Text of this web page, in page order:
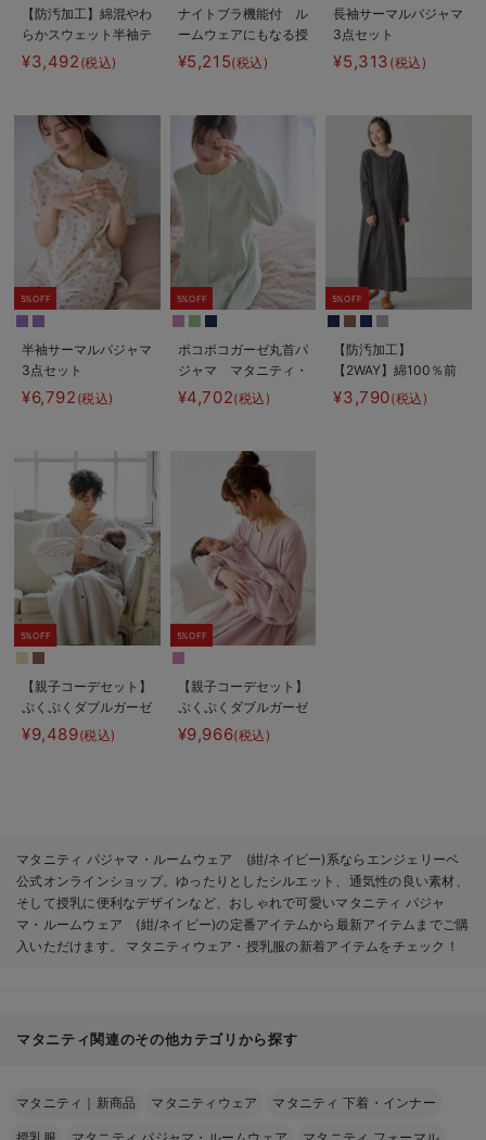
【防汚加工】綿混やわ
らかスウェット半袖テ
ィアードネグリジェ
マタニティ・産後【出
¥3,492 (税込)
ナイトブラ機能付 ル
ームウェアにもなる授
乳キャミソール
¥5,215(税込)
長袖サーマルパジャマ
3点セット
JEMORGAN（ジェー
イーモーガン） ギフ
【出産後も長く使え
¥5,313 (税込)
5%OFF
半袖サーマルパジャマ
3点セット
JEMORGAN（ジェー
イーモーガン） ギフ
【出産後も長く使え
¥6,792 (税込)
5%OFF
ポコポコガーゼ丸首パ
ジャマ マタニティ・
授乳パジャマ【産後も
長く着れる】
¥4,702(税込)
5%OFF
【防汚加工】
【2WAY】綿100％前
開き長袖ネグリジェ
マタニティ・授乳パジ
¥3,790(税込)
5%OFF
【親子コーデセット】
ぷくぷくダブルガーゼ
Ｖネックワンピ＆産前
産後使えるレギンスパ
¥9,489(税込)
5%OFF
【親子コーデセット】
ぷくぷくダブルガーゼ
裾ティアード3WAYワ
ンピース＆産前産後使
¥9,966(税込)
マタニティ パジャマ・ルームウェア (紺/ネイビー)系ならエンジェリーベ
公式オンラインショップ。ゆったりとしたシルエット、通気性の良い素材、
そして授乳に便利なデザインなど、おしゃれで可愛いマタニティ パジャ
マ・ルームウェア (紺/ネイビー)の定番アイテムから最新アイテムまでご購
入いただけます。 マタニティウェア・授乳服の新着アイテムをチェック！
マタニティ関連のその他カテゴリから探す
マタニティ｜新商品 マタニティウェア マタニティ 下着・インナー